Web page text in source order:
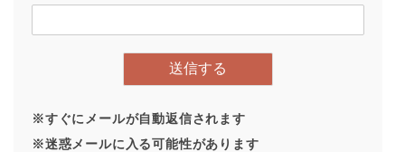
※すぐにメールが自動返信されます
※迷惑メールに入る可能性があります